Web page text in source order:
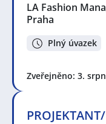
LA Fashion
Praha
Plný úvazek
Zveřejněno: 3.